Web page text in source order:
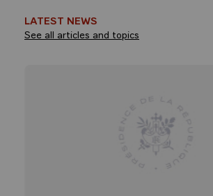
LATEST NEWS
See all articles and topics